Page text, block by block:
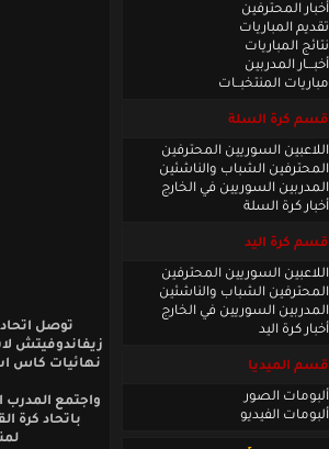
أخبار المحترفين
تقديم المباريات
نتائج المباريات
أخبـــار المدربين
مباريات المنتخبــات
قسم كرة السلة
اللاعبين السوريين المحترفين
المحترفين الشباب والناشئين
المدربين السوريين في الخارج
أخبار كرة السلة
قسم كرة اليد
اللاعبين السوريين المحترفين
المحترفين الشباب والناشئين
المدربين السوريين في الخارج
أخبار كرة اليد
قسم الميديا
ألبومات الصور
ألبومات الفيديو
توصل
زيفاندوفيتش
نهائيات كاس
واجتمع
باتحاد كرة